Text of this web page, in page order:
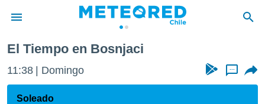
de
por
El Tiempo en Bosnjaci
11:38 Domingo ...
Soleado